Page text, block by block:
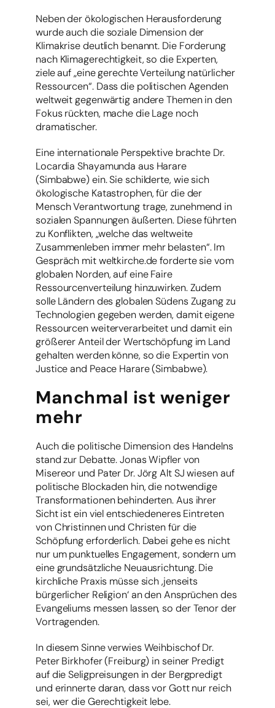
Neben der ökologischen Herausforderung
wurde auch die soziale Dimension der
Klimakrise deutlich benannt. Die Forderung
nach Klimagerechtigkeit, so die Experten,
ziele auf „eine gerechte Verteilung natürlicher
Ressourcen“. Dass die politischen Agenden
weltweit gegenwärtig andere Themen in den
Fokus rückten, mache die Lage noch
dramatischer.
Eine internationale Perspektive brachte Dr.
Locardia Shayamunda aus Harare
(Simbabwe) ein. Sie schilderte, wie sich
ökologische Katastrophen, für die der
Mensch Verantwortung trage, zunehmend in
sozialen Spannungen äußerten. Diese führten
zu Konflikten, „welche das weltweite
Zusammenleben immer mehr belasten“. Im
Gespräch mit weltkirche.de forderte sie vom
globalen Norden, auf eine Faire
Ressourcenverteilung hinzuwirken. Zudem
solle Ländern des globalen Südens Zugang zu
Technologien gegeben werden, damit eigene
Ressourcen weiterverarbeitet und damit ein
größerer Anteil der Wertschöpfung im Land
gehalten werden könne, so die Expertin von
Justice and Peace Harare (Simbabwe).
Manchmal ist weniger
mehr
Auch die politische Dimension des Handelns
stand zur Debatte. Jonas Wipfler von
Misereor und Pater Dr. Jörg Alt SJ wiesen auf
politische Blockaden hin, die notwendige
Transformationen behinderten. Aus ihrer
Sicht ist ein viel entschiedeneres Eintreten
von Christinnen und Christen für die
Schöpfung erforderlich. Dabei gehe es nicht
nur um punktuelles Engagement, sondern um
eine grundsätzliche Neuausrichtung. Die
kirchliche Praxis müsse sich ‚jenseits
bürgerlicher Religion‘ an den Ansprüchen des
Evangeliums messen lassen, so der Tenor der
Vortragenden.
In diesem Sinne verwies Weihbischof Dr.
Peter Birkhofer (Freiburg) in seiner Predigt
auf die Seligpreisungen in der Bergpredigt
und erinnerte daran, dass vor Gott nur reich
sei, wer die Gerechtigkeit lebe.